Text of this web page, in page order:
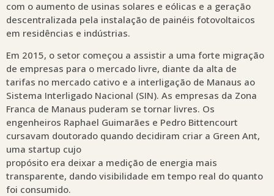
com o aumento de usinas solares e eólicas e a geração
descentralizada pela instalação de painéis fotovoltaicos
em residências e indústrias.
Em 2015, o setor começou a assistir a uma forte migração
de empresas para o mercado livre, diante da alta de
tarifas no mercado cativo e a interligação de Manaus ao
Sistema Interligado Nacional (SIN). As empresas da Zona
Franca de Manaus puderam se tornar livres. Os
engenheiros Raphael Guimarães e Pedro Bittencourt
cursavam doutorado quando decidiram criar a Green Ant,
uma startup cujo
propósito era deixar a medição de energia mais
transparente, dando visibilidade em tempo real do quanto
foi consumido.